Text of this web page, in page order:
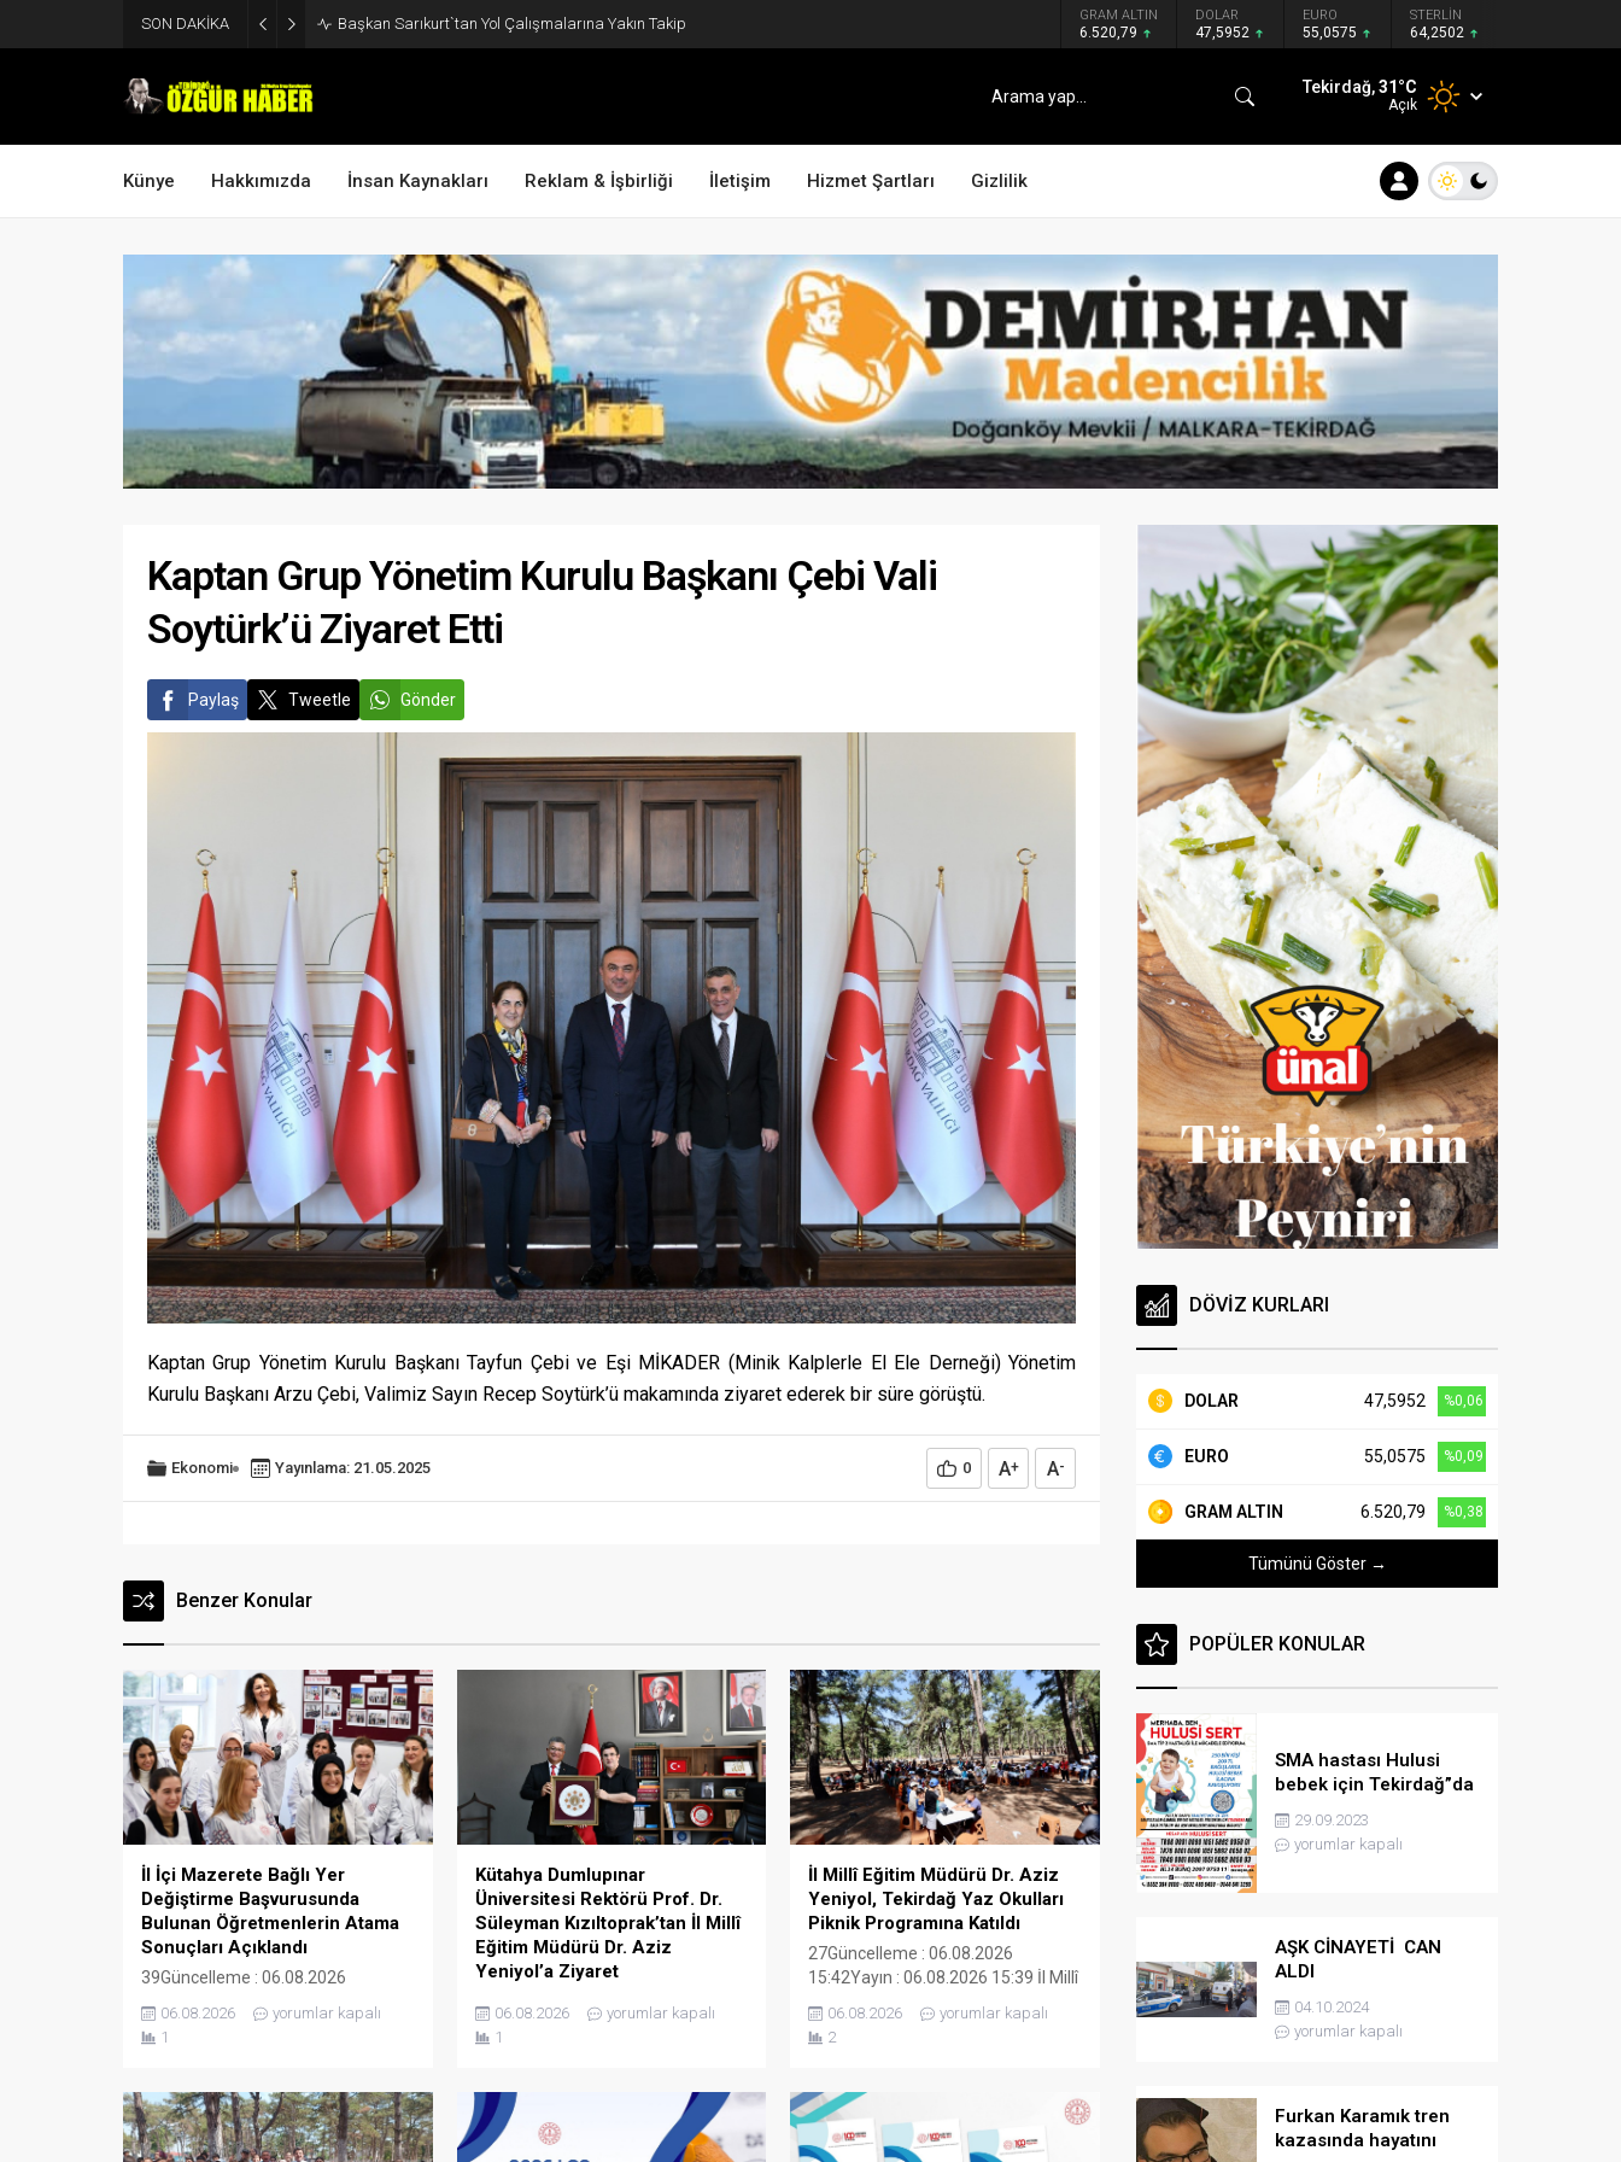
SON DAKİKA Başkan Sarıkurt`tan Yol Çalışmalarına Yakın Takip GRAM ALTIN
6.520,79
DOLAR
47,5952
EURO
55,0575
STERLİN
64,2502
Tekirdağ,31°C
Açık
Künye Hakkımızda İnsan Kaynakları Reklam & İşbirliği İletişim Hizmet Şartları Gizlilik
Kaptan Grup Yönetim Kurulu Başkanı Çebi Vali
Soytürk’ü Ziyaret Etti
Paylaş Tweetle Gönder
Kaptan Grup Yönetim Kurulu Başkanı Tayfun Çebi ve Eşi MİKADER (Minik Kalplerle El Ele Derneği) Yönetim
Kurulu Başkanı Arzu Çebi, Valimiz Sayın Recep Soytürk’ü makamında ziyaret ederek bir süre görüştü.
Ekonomi Yayınlama: 21.05.2025 0 A+ A-
Benzer Konular
İl İçi Mazerete Bağlı Yer
Değiştirme Başvurusunda
Bulunan Öğretmenlerin Atama
Sonuçları Açıklandı
39Güncelleme : 06.08.2026
Eğitim Bakanlığı kadrolarında görev
yapan öğretmenlerin aile birliği,
durumu ve diğer nedenlere bağlı
mazereti bulunanların il içi yer
değiştirme başvuruları, 13-31
06.08.2026
yorumlar kapalı
1
Kütahya Dumlupınar
Üniversitesi Rektörü Prof. Dr.
Süleyman Kızıltoprak’tan İl Millî
Eğitim Müdürü Dr. Aziz
Yeniyol’a Ziyaret
15:38Yayın : 06.08.2026 15:37
Kütahya Dumlupınar Üniversitesi
Kızıltoprak, Tekirdağ İl Millî Eğitim
Müdürü Dr. Aziz Yeniyol’u
makamında ziyaret etti Ziyarette
06.08.2026
yorumlar kapalı
1
İl Millî Eğitim Müdürü Dr. Aziz
Yeniyol, Tekirdağ Yaz Okulları
Piknik Programına Katıldı
27Güncelleme : 06.08.2026
15:42Yayın : 06.08.2026 15:39 İl Millî
tatilini verimli ve eğlenceli
etkinliklerle geçiren öğrencilerle
düzenlenen Tekirdağ Yaz Okulları
Piknik Programı’nda bir araya geldi.
Programa, Kütahya Dumlupınar
06.08.2026
yorumlar kapalı
2
DÖVİZ KURLARI
DOLAR 47,5952 %0,06
EURO 55,0575 %0,09
GRAM ALTIN 6.520,79 %0,38
Tümünü Göster →
POPÜLER KONULAR
SMA hastası Hulusi
bebek için Tekirdağ”da
konser düzenlenicek
29.09.2023
yorumlar kapalı
AŞK CİNAYETİ CAN
ALDI
04.10.2024
yorumlar kapalı
Furkan Karamık tren
kazasında hayatını